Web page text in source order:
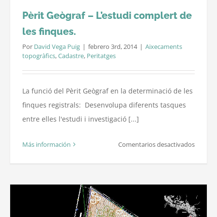
Pèrit Geògraf – L’estudi complert de
les finques.
Por David Vega Puig | febrero 3rd, 2014 | Aixecaments
topogràfics,Cadastre, Peritatges
La funció del Pèrit Geògraf en la determinació de les
finques registrals: Desenvolupa diferents tasques
entre elles l'estudi i investigació [...]
Más información Comentarios desactivadosen
–
L’estudi